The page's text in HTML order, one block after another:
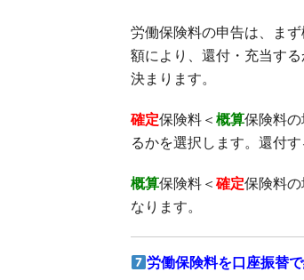
労働保険料の申告は、ま
額により、還付・充当す
決まります。
確定保険料＜ 概算保険料
るかを選択します。還付
概算保険料＜ 確定保険料
なります。
労働保険料を口座振替